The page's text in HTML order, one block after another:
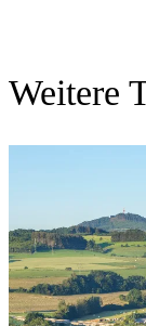
Weitere